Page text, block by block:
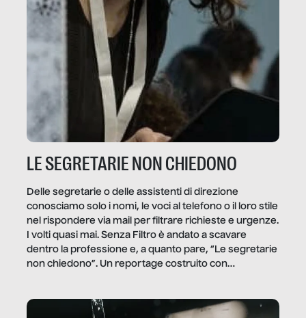
LE SEGRETARIE NON CHIEDONO
Delle segretarie o delle assistenti di direzione
conosciamo solo i nomi, le voci al telefono o il loro stile
nel rispondere via mail per filtrare richieste e urgenze.
I volti quasi mai. Senza Filtro è andato a scavare
dentro la professione e, a quanto pare, “Le segretarie
non chiedono”. Un reportage costruito con